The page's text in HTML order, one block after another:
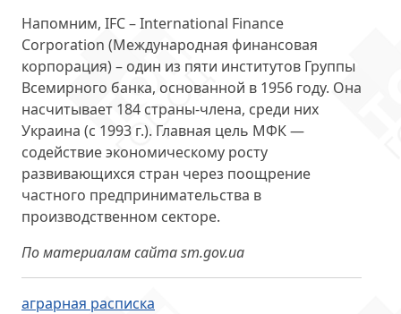
Напомним, IFC – International Finance
Corporation (Международная финансовая
корпорация) – один из пяти институтов Группы
Всемирного банка, основанной в 1956 году. Она
насчитывает 184 страны-члена, среди них
Украина (с 1993 г.). Главная цель МФК —
содействие экономическому росту
развивающихся стран через поощрение
частного предпринимательства в
производственном секторе.
По материалам сайта sm.gov.ua
аграрная расписка